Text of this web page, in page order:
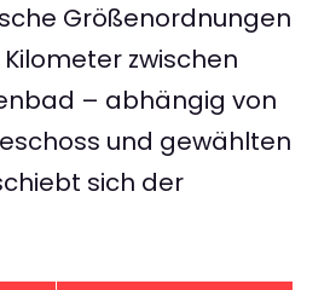
Größenordnungen
zwischen
– abhängig von
und gewählten
sich der